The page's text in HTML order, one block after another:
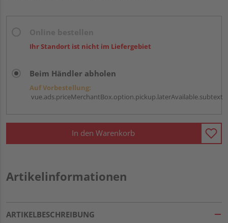
Ihr Standort ist nicht im Liefergebiet
Beim Händler abholen
Auf Vorbestellung:
vue.ads.priceMerchantBox.option.pickup.laterAvailable.subtext
In den Warenkorb
Artikelinformationen
ARTIKELBESCHREIBUNG